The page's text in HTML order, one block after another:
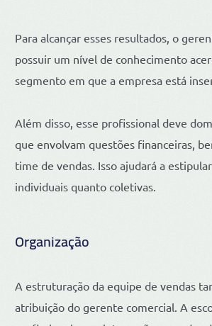
Para alcançar esses resultados, o
possuir um nível de conhecimento
segmento em que a empresa está
Além disso, esse profissional deve
que envolvam questões financeiras,
time de vendas. Isso ajudará a
individuais quanto coletivas.
Organização
A estruturação da equipe de vendas
atribuição do gerente comercial. A